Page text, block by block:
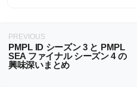
PREVIOUS
PMPL ID シーズン 3 と PMPL
SEA ファイナル シーズン 4 の
興味深いまとめ